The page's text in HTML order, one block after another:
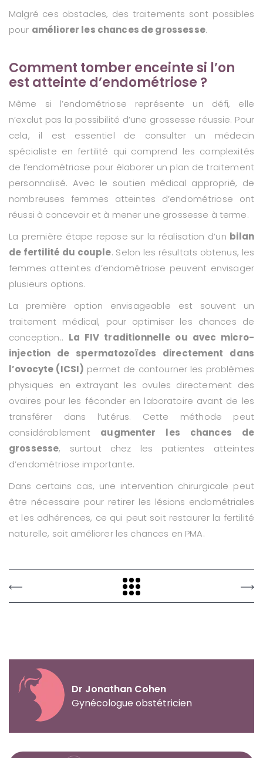
Dr Jonathan Cohen
Gynécologue obstétricien
Malgré ces obstacles, des traitements sont possibles
pour améliorer les chances de grossesse.
Comment tomber enceinte si l’on
est atteinte d’endométriose ?
Même si l’endométriose représente un défi, elle
n’exclut pas la possibilité d’une grossesse réussie. Pour
cela, il est essentiel de consulter un médecin
spécialiste en fertilité qui comprend les complexités
de l’endométriose pour élaborer un plan de traitement
personnalisé. Avec le soutien médical approprié, de
nombreuses femmes atteintes d’endométriose ont
réussi à concevoir et à mener une grossesse à terme.
La première étape repose sur la réalisation d’un bilan
de fertilité du couple. Selon les résultats obtenus, les
femmes atteintes d’endométriose peuvent envisager
plusieurs options.
La première option envisageable est souvent un
traitement médical, pour optimiser les chances de
conception.. La FIV traditionnelle ou avec micro-
injection de spermatozoïdes directement dans
l’ovocyte (ICSI) permet de contourner les problèmes
physiques en extrayant les ovules directement des
ovaires pour les féconder en laboratoire avant de les
transférer dans l’utérus. Cette méthode peut
considérablement augmenter les chances de
grossesse, surtout chez les patientes atteintes
d’endométriose importante.
Dans certains cas, une intervention chirurgicale peut
être nécessaire pour retirer les lésions endométriales
et les adhérences, ce qui peut soit restaurer la fertilité
naturelle, soit améliorer les chances en PMA.